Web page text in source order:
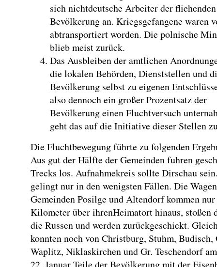
sich nichtdeutsche Arbeiter der fliehenden
Bevölkerung an. Kriegsgefangene waren
abtransportiert worden. Die polnische
blieb meist zurück.
Das Ausbleiben der amtlichen
die lokalen Behörden, Dienststellen und
Bevölkerung selbst zu eigenen
also dennoch ein großer Prozentsatz der
Bevölkerung einen Fluchtversuch
geht das auf die Initiative dieser Stellen
Die Fluchtbewegung führte zu folgenden
Aus gut der Hälfte der Gemeinden fuhren
Trecks los. Aufnahmekreis sollte Dirschau
gelingt nur in den wenigsten Fällen. Die
Gemeinden Posilge und Altendorf kommen
Kilometer über ihrenHeimatort hinaus, stoßen
die Russen und werden zurückgeschickt.
konnten noch von Christburg, Stuhm, Budisch,
Waplitz, Niklaskirchen und Gr. Teschendorf
22. Januar Teile der Bevölkerung mit der